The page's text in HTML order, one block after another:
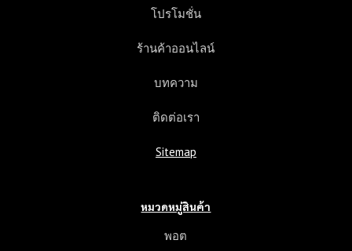
โปรโมชั่น
ร้านค้าออนไลน์
บทความ
ติดต่อเรา
Sitemap
หมวดหมู่สินค้า
พอต